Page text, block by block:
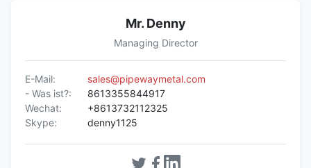
Mr. Denny
Managing Director
E-Mail:
sales@pipewaymetal.com
- Was ist?:
8613355844917
Wechat:
+8613732112325
Skype:
denny1125